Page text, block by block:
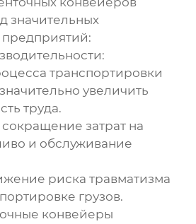
значительных
транспортировки
увеличить
труда.
затрат на
и обслуживание
риска травматизма
грузов.
конвейеры